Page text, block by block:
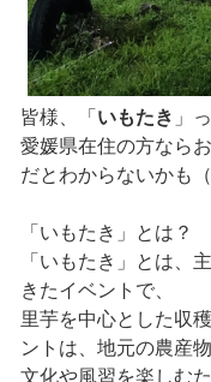
皆様、「 いもたき 」
愛媛県在住の方なら
だとわからないかも
「いもたき」とは？
「いもたき」とは、
きたイベントで、
里芋を中心とした収
ントは、地元の農産
文化や風習を楽しむ